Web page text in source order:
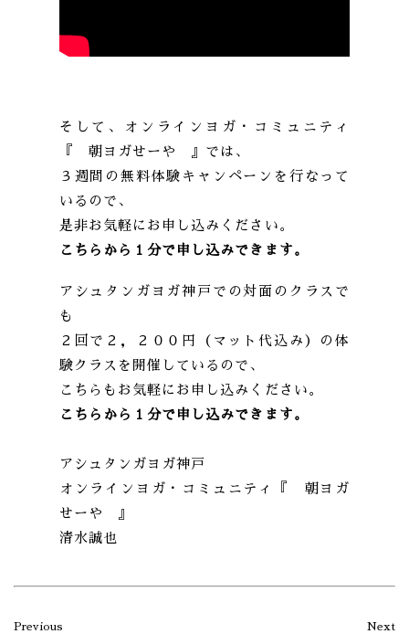
そして、オンラインヨガ・コミュニティ
『 朝ヨガせーや 』では、
３週間の無料体験キャンペーンを行なって
いるので、
是非お気軽にお申し込みください。
こちらから１分で申し込みできます。
アシュタンガヨガ神戸での対面のクラスで
も
２回で２，２００円（マット代込み）の体
験クラスを開催しているので、
こちらもお気軽にお申し込みください。
こちらから１分で申し込みできます。
アシュタンガヨガ神戸
オンラインヨガ・コミュニティ『 朝ヨガ
せーや 』
清水誠也
Previous Next